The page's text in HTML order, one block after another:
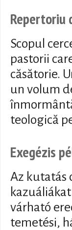
Repertoriu
Scopul
pastorii
căsătorie.
un volum
teologică
Exegézis
Az kutatás
várható
temetési,